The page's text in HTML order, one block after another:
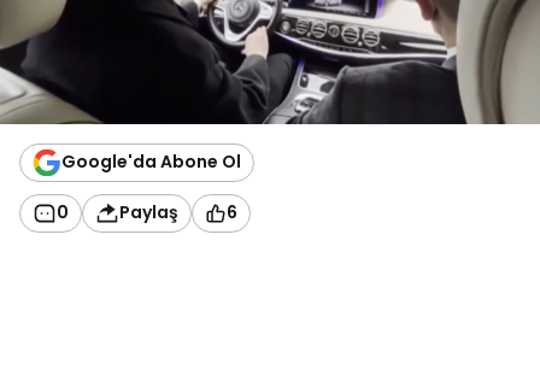
Google'da Abone Ol
0 Paylaş 6